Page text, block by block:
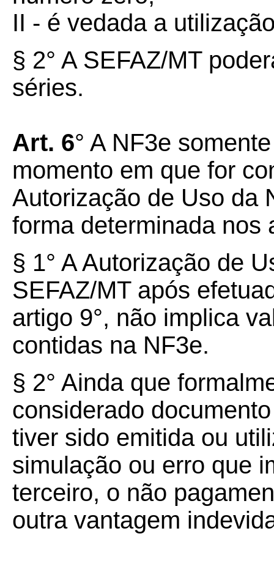
II - é vedada a
§ 2° A SEFAZ/MT
séries.
Art. 6° A NF3e
momento em que for
Autorização de Uso da
forma determinada nos
§ 1° A Autorização de
SEFAZ/MT após
artigo 9°, não implica
contidas na NF3e.
§ 2° Ainda que
considerado
tiver sido emitida ou
simulação ou erro que
terceiro, o não
outra vantagem